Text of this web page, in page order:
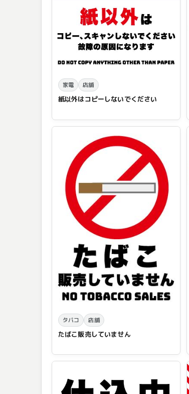
家電 店舗
紙以外はコピーしないでください
タバコ 店舗
たばこ販売していません